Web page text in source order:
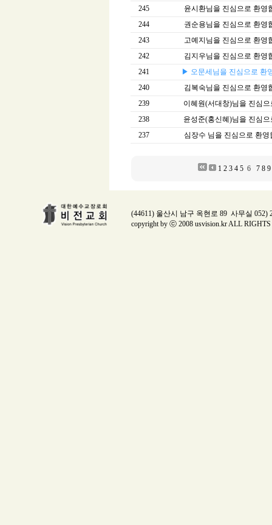
245
윤시환님을 진심으로 환영
244
권순용님을 진심으로 환영
243
고예지님을 진심으로 환영
242
김지우님을 진심으로 환영
241
▶ 오문세님을 진심으로 환
240
김복숙님을 진심으로 환영
239
이혜원(서대창)님을 진심으
238
윤성준(홍신혜)님을 진심으
237
심장수 님을 진심으로 환영
1 2 3 4 5 6 7 8 9
(44611) 울산시 남구 옥현로 89 사무실 052)
copyright by ⓒ 2008 usvision.kr ALL RIGHTS